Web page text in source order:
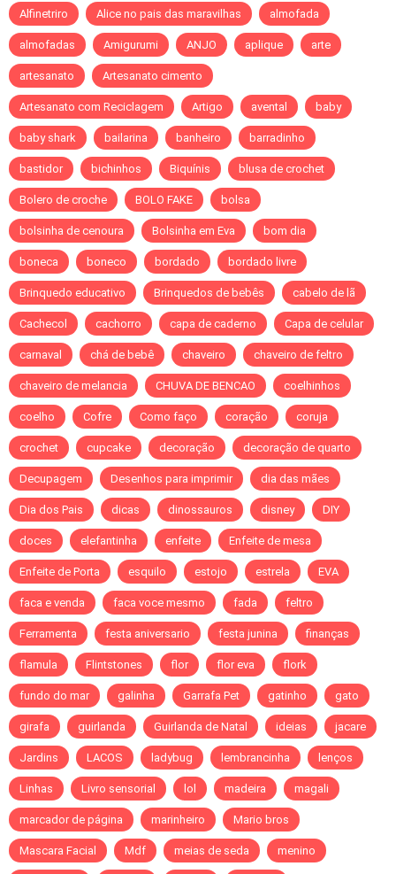
Alfinetriro Alice no pais das maravilhas almofada
almofadas Amigurumi ANJO aplique arte
artesanato Artesanato cimento
Artesanato com Reciclagem Artigo avental baby
baby shark bailarina banheiro barradinho
bastidor bichinhos Biquínis blusa de crochet
Bolero de croche BOLO FAKE bolsa
bolsinha de cenoura Bolsinha em Eva bom dia
boneca boneco bordado bordado livre
Brinquedo educativo Brinquedos de bebês cabelo de lã
Cachecol cachorro capa de caderno Capa de celular
carnaval chá de bebê chaveiro chaveiro de feltro
chaveiro de melancia CHUVA DE BENCAO coelhinhos
coelho Cofre Como faço coração coruja
crochet cupcake decoração decoração de quarto
Decupagem Desenhos para imprimir dia das mães
Dia dos Pais dicas dinossauros disney DIY
doces elefantinha enfeite Enfeite de mesa
Enfeite de Porta esquilo estojo estrela EVA
faca e venda faca voce mesmo fada feltro
Ferramenta festa aniversario festa junina finanças
flamula Flintstones flor flor eva flork
fundo do mar galinha Garrafa Pet gatinho gato
girafa guirlanda Guirlanda de Natal ideias jacare
Jardins LACOS ladybug lembrancinha lenços
Linhas Livro sensorial lol madeira magali
marcador de página marinheiro Mario bros
Mascara Facial Mdf meias de seda menino